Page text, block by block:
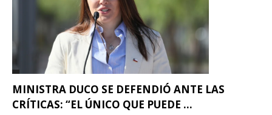
MINISTRA DUCO SE DEFENDIÓ ANTE LAS
CRÍTICAS: “EL ÚNICO QUE PUEDE ...